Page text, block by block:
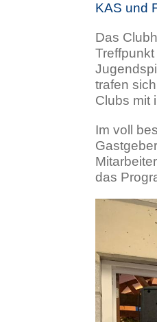
KAS und
Das
trafen
Clubs mit
Im voll
das